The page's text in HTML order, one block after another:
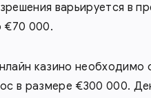
варьируется в
€70 000.
казино необходимо
в размере €300 000.